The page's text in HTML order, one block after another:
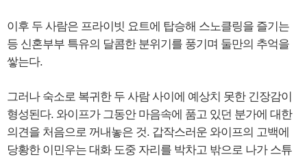
이후 두 사람은 프라이빗 요트에 탑승해 스노클링을 즐기는
등 신혼부부 특유의 달콤한 분위기를 풍기며 둘만의 추억을
쌓는다.
그러나 숙소로 복귀한 두 사람 사이에 예상치 못한 긴장감이
형성된다. 와이프가 그동안 마음속에 품고 있던 분가에 대한
의견을 처음으로 꺼내놓은 것. 갑작스러운 와이프의 고백에
당황한 이민우는 대화 도중 자리를 박차고 밖으로 나가 스튜